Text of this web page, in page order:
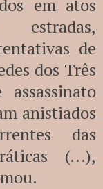
em atos
de
dos Três
anistiados
das
(...),